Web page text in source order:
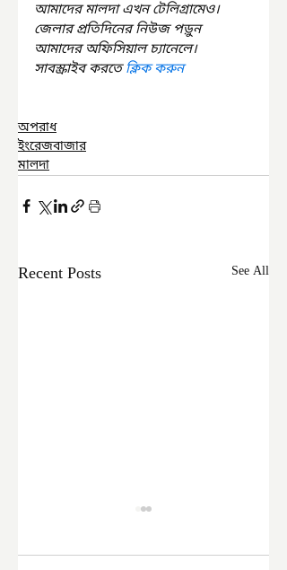
আমাদের মালদা এখন টেলিগ্রামেও।
জেলার প্রতিদিনের নিউজ পড়ুন
আমাদের অফিসিয়াল চ্যানেলে।
সাবস্ক্রাইব করতে ক্লিক করুন
অপরাধ
ইংরেজবাজার
মালদা
Recent Posts See All